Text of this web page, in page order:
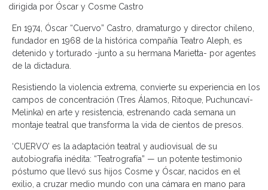
dirigida por Óscar y Cosme Castro
En 1974, Óscar “Cuervo” Castro, dramaturgo y director chileno,
fundador en 1968 de la histórica compañía Teatro Aleph, es
detenido y torturado -junto a su hermana Marietta- por agentes
de la dictadura.
Resistiendo la violencia extrema, convierte su experiencia en los
campos de concentración (Tres Álamos, Ritoque, Puchuncaví-
Melinka) en arte y resistencia, estrenando cada semana un
montaje teatral que transforma la vida de cientos de presos.
‘CUERVO’ es la adaptación teatral y audiovisual de su
autobiografía inédita: “Teatrografía” — un potente testimonio
póstumo que llevó sus hijos Cosme y Óscar, nacidos en el
exilio, a cruzar medio mundo con una cámara en mano para